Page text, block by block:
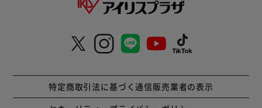
特定商取引法に基づく通信販売業者の表示